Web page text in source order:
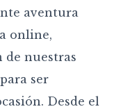
aventura
online,
de nuestras
ser
Desde el